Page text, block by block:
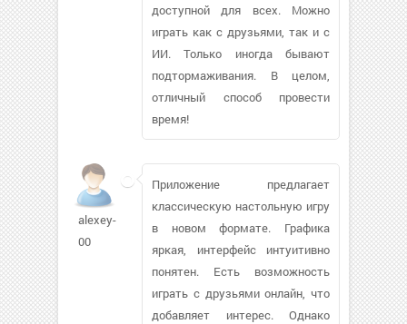
доступной для всех. Можно
играть как с друзьями, так и с
ИИ. Только иногда бывают
подтормаживания. В целом,
отличный способ провести
время!
alexey-
00
Приложение предлагает
классическую настольную игру
в новом формате. Графика
яркая, интерфейс интуитивно
понятен. Есть возможность
играть с друзьями онлайн, что
добавляет интерес. Однако